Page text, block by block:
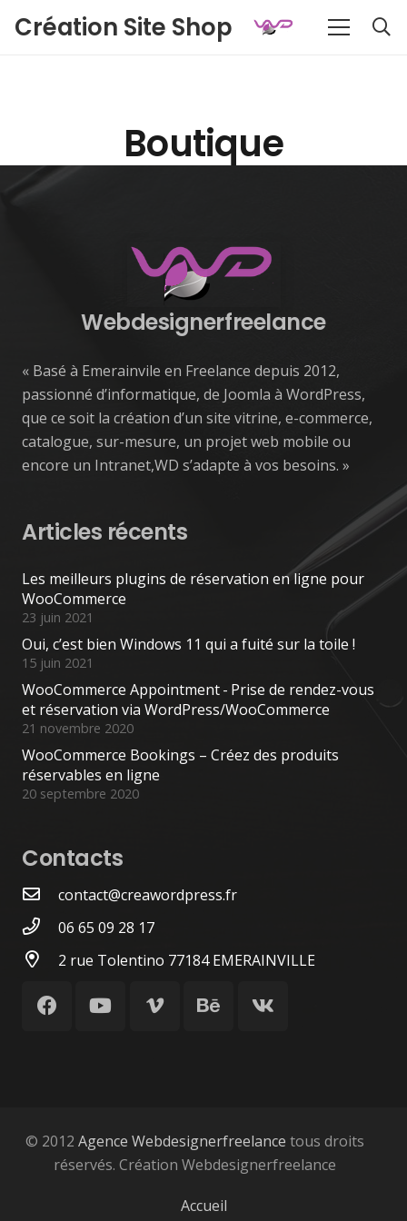
Création Site Shop
Boutique
Webdesignerfreelance
« Basé à Emerainvile en Freelance depuis 2012,
passionné d’informatique, de Joomla à WordPress,
que ce soit la création d’un site vitrine, e-commerce,
catalogue, sur-mesure, un projet web mobile ou
encore un Intranet,WD s’adapte à vos besoins. »
Articles récents
Les meilleurs plugins de réservation en ligne pour
WooCommerce
23 juin 2021
Oui, c’est bien Windows 11 qui a fuité sur la toile !
15 juin 2021
WooCommerce Appointment - Prise de rendez-vous
et réservation via WordPress/WooCommerce
21 novembre 2020
WooCommerce Bookings – Créez des produits
réservables en ligne
20 septembre 2020
Contacts
contact@creawordpress.fr
06 65 09 28 17
2 rue Tolentino 77184 EMERAINVILLE
© 2012 Agence Webdesignerfreelance tous droits
réservés. Création Webdesignerfreelance
Accueil